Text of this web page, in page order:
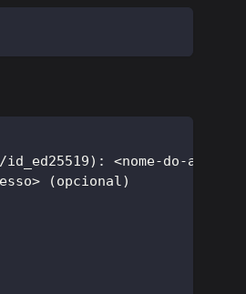
<nome-do-arquivo>
(opcional)